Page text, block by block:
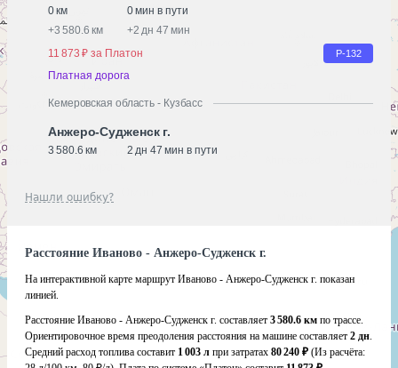
0 км
0 мин в пути
+3 580.6 км +2 дн 47 мин
11 873 ₽ за Платон
Р-132
Платная дорога
Кемеровская область - Кузбасс
Анжеро-Судженск г.
3 580.6 км 2 дн 47 мин в пути
Нашли ошибку?
Расстояние Иваново - Анжеро-Судженск г.
На интерактивной карте маршрут Иваново - Анжеро-Судженск г. показан
линией.
Расстояние Иваново - Анжеро-Судженск г. составляет 3 580.6 км по трассе.
Ориентировочное время преодоления расстояния на машине составляет 2 дн.
Средний расход топлива составит 1 003 л при затратах 80 240 ₽ (Из расчёта: